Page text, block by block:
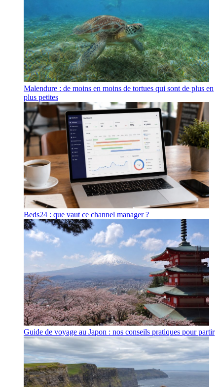
Malendure : de moins en moins de tortues qui sont de plus en
plus petites
Beds24 : que vaut ce channel manager ?
Guide de voyage au Japon : nos conseils pratiques pour partir